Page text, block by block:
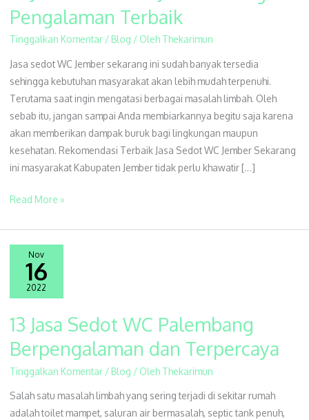
Pengalaman Terbaik
Tinggalkan Komentar / Blog / Oleh Thekarimun
Jasa sedot WC Jember sekarang ini sudah banyak tersedia
sehingga kebutuhan masyarakat akan lebih mudah terpenuhi.
Terutama saat ingin mengatasi berbagai masalah limbah. Oleh
sebab itu, jangan sampai Anda membiarkannya begitu saja karena
akan memberikan dampak buruk bagi lingkungan maupun
kesehatan. Rekomendasi Terbaik Jasa Sedot WC Jember Sekarang
ini masyarakat Kabupaten Jember tidak perlu khawatir […]
Sedot
WC
Jember
dengan
Pengalaman
Terbaik
Read More »
Nov
16
2022
13 Jasa Sedot WC Palembang
Berpengalaman dan Terpercaya
Tinggalkan Komentar / Blog / Oleh Thekarimun
Salah satu masalah limbah yang sering terjadi di sekitar rumah
adalah toilet mampet, saluran air bermasalah, septic tank penuh,
13
Sedot
WC
Palembang
Berpengalaman